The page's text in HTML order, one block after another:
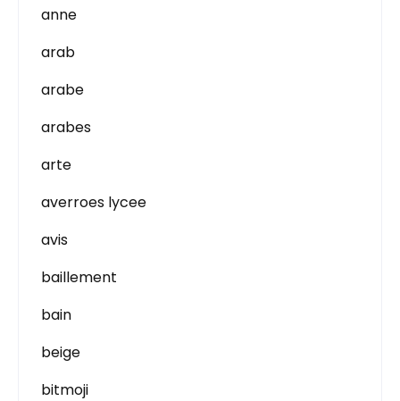
anne
arab
arabe
arabes
arte
averroes lycee
avis
baillement
bain
beige
bitmoji